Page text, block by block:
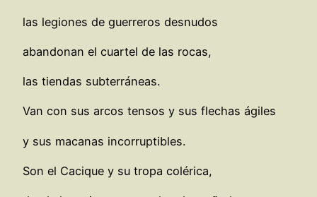
las legiones de guerreros desnudos
abandonan el cuartel de las rocas,
las tiendas subterráneas.
Van con sus arcos tensos y sus flechas ágiles
y sus macanas incorruptibles.
Son el Cacique y su tropa colérica,